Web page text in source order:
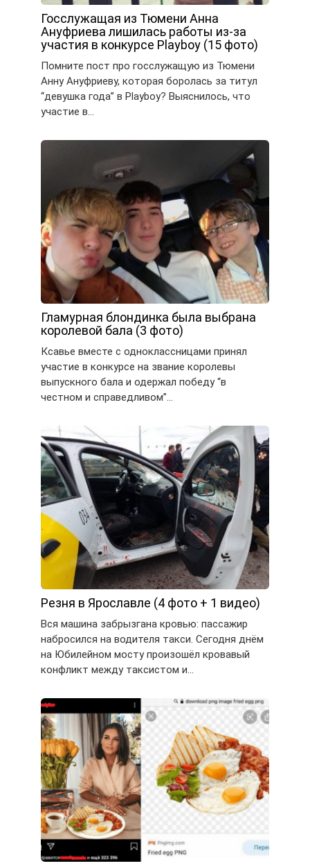
Госслужащая из Тюмени Анна
Ануфриева лишилась работы из-за
участия в конкурсе Playboy (15 фото)
Помните пост про госслужащую из Тюмени
Анну Ануфриеву, которая боролась за титул
“девушка года” в Playboy? Выяснилось, что
участие в…
Гламурная блондинка была выбрана
королевой бала (3 фото)
Ксавье вместе с одноклассницами принял
участие в конкурсе на звание королевы
выпускного бала и одержал победу “в
честном и справедливом”…
Резня в Ярославле (4 фото + 1 видео)
Вся машина забрызгана кровью: пассажир
набросился на водителя такси. Сегодня днём
на Юбилейном мосту произошёл кровавый
конфликт между таксистом и…